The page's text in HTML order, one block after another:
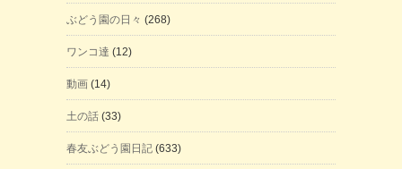
ぶどう園の日々 (268)
ワンコ達 (12)
動画 (14)
土の話 (33)
春友ぶどう園日記 (633)